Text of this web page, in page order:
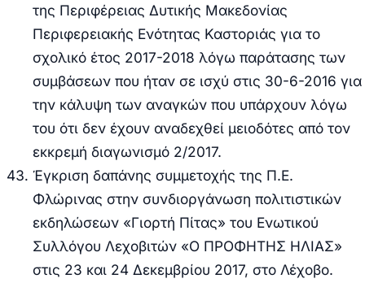
της Περιφέρειας Δυτικής Μακεδονίας
Περιφερειακής Ενότητας Καστοριάς για το
σχολικό έτος 2017-2018 λόγω παράτασης των
συμβάσεων που ήταν σε ισχύ στις 30-6-2016 για
την κάλυψη των αναγκών που υπάρχουν λόγω
του ότι δεν έχουν αναδεχθεί μειοδότες από τον
εκκρεμή διαγωνισμό 2/2017.
Έγκριση δαπάνης συμμετοχής της Π.Ε.
Φλώρινας στην συνδιοργάνωση πολιτιστικών
εκδηλώσεων «Γιορτή Πίτας» του Ενωτικού
Συλλόγου Λεχοβιτών «Ο ΠΡΟΦΗΤΗΣ ΗΛΙΑΣ»
στις 23 και 24 Δεκεμβρίου 2017, στο Λέχοβο.